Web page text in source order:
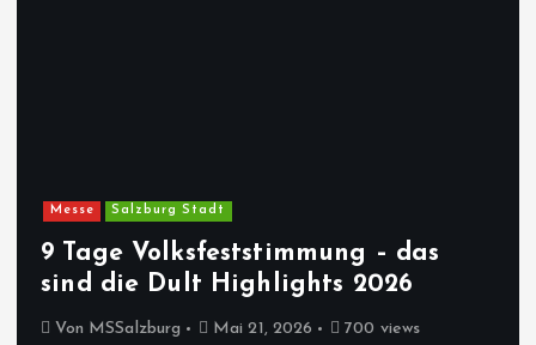
Messe Salzburg Stadt
9 Tage Volksfeststimmung – das
sind die Dult Highlights 2026
Von MSSalzburg Mai 21, 2026 700 views